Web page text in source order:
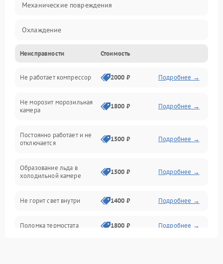
Механические повреждения
Охлаждение
Механика
Электропитание
Дренаж
Неисправности Стоимость
Не работает компрессор 2000 ₽ Подробнее →
Не морозит морозильная
камера
1800 ₽ Подробнее →
Постоянно работает и не
отключается
1500 ₽ Подробнее →
Образование льда в
холодильной камере
1500 ₽ Подробнее →
Не горит свет внутри 1400 ₽ Подробнее →
Поломка термостата 1800 ₽ Подробнее →